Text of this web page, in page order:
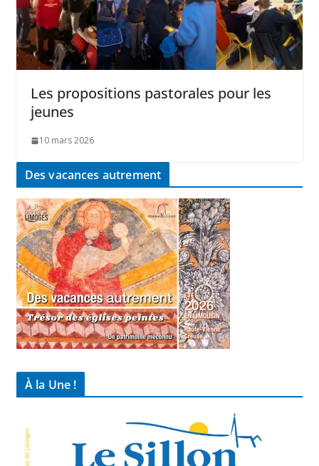
Les propositions pastorales pour les
jeunes
10 mars 2026
Des vacances autrement
À la Une !